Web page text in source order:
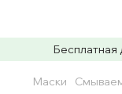
Бесплатная
Маски